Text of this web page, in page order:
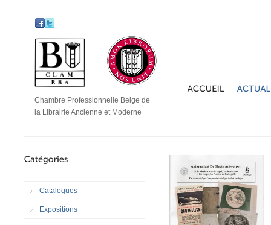
Chambre Professionnelle Belge de
la Librairie Ancienne et Moderne
Catalogues
Expositions